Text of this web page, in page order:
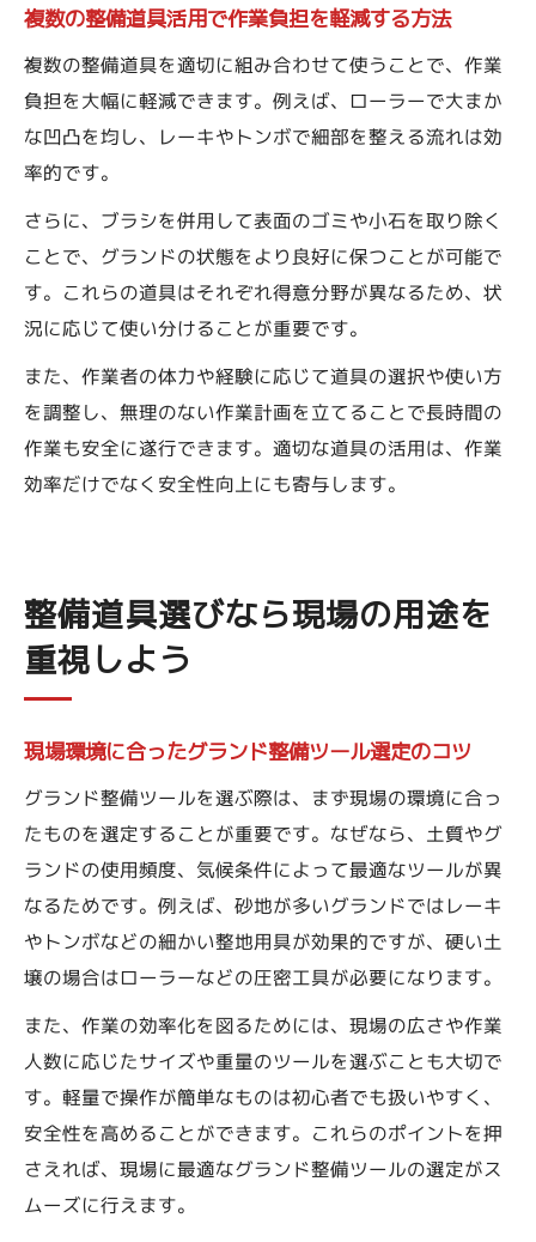
複数の整備道具活用で作業負担を軽減する方法
複数の整備道具を適切に組み合わせて使うことで、作業
負担を大幅に軽減できます。例えば、ローラーで大まか
な凹凸を均し、レーキやトンボで細部を整える流れは効
率的です。
さらに、ブラシを併用して表面のゴミや小石を取り除く
ことで、グランドの状態をより良好に保つことが可能で
す。これらの道具はそれぞれ得意分野が異なるため、状
況に応じて使い分けることが重要です。
また、作業者の体力や経験に応じて道具の選択や使い方
を調整し、無理のない作業計画を立てることで長時間の
作業も安全に遂行できます。適切な道具の活用は、作業
効率だけでなく安全性向上にも寄与します。
整備道具選びなら現場の用途を
重視しよう
現場環境に合ったグランド整備ツール選定のコツ
グランド整備ツールを選ぶ際は、まず現場の環境に合っ
たものを選定することが重要です。なぜなら、土質やグ
ランドの使用頻度、気候条件によって最適なツールが異
なるためです。例えば、砂地が多いグランドではレーキ
やトンボなどの細かい整地用具が効果的ですが、硬い土
壌の場合はローラーなどの圧密工具が必要になります。
また、作業の効率化を図るためには、現場の広さや作業
人数に応じたサイズや重量のツールを選ぶことも大切で
す。軽量で操作が簡単なものは初心者でも扱いやすく、
安全性を高めることができます。これらのポイントを押
さえれば、現場に最適なグランド整備ツールの選定がス
ムーズに行えます。